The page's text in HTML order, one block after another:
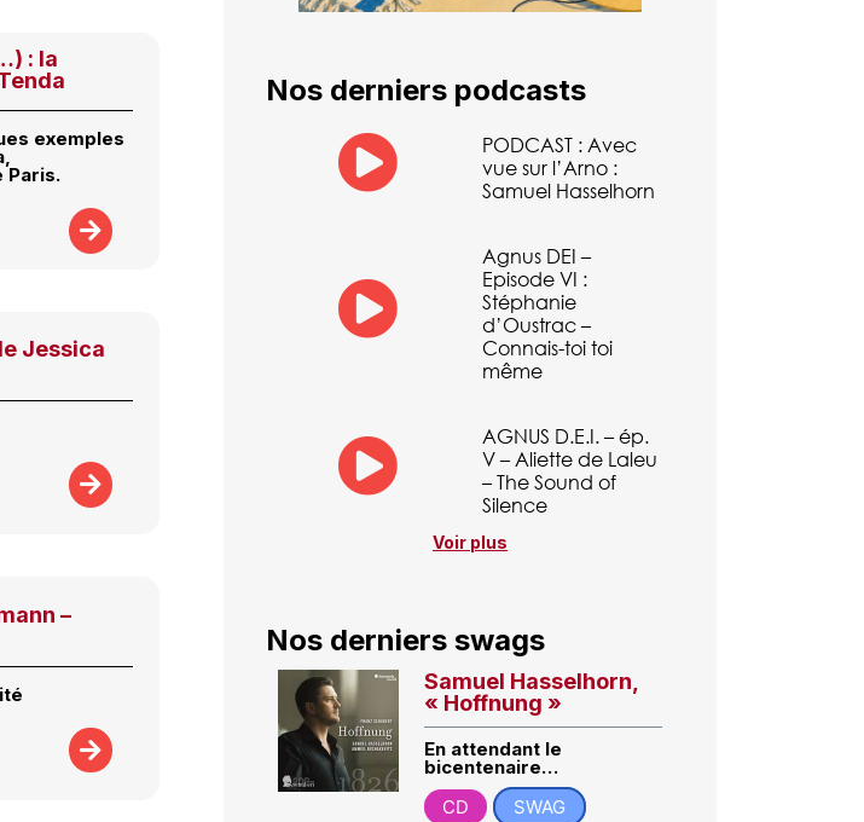
: la
exemples
Paris.
Jessica
–
Nos derniers podcasts
PODCAST : Avec
vue sur l’Arno :
Samuel Hasselhorn
Agnus DEI –
Episode VI :
Stéphanie
d’Oustrac –
Connais-toi toi
même
AGNUS D.E.I. – ép.
V – Aliette de Laleu
– The Sound of
Silence
Voir plus
Nos derniers swags
Samuel Hasselhorn,
« Hoffnung »
En attendant le
bicentenaire…
CD
SWAG